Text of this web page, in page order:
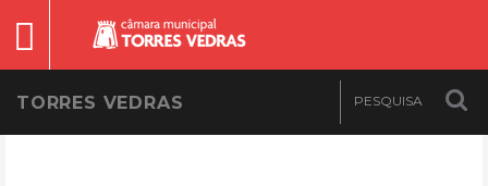
TORRES VEDRAS